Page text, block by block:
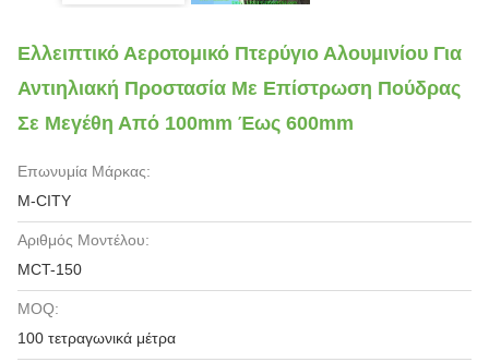
Ελλειπτικό Αεροτομικό Πτερύγιο Αλουμινίου Για
Αντιηλιακή Προστασία Με Επίστρωση Πούδρας
Σε Μεγέθη Από 100mm Έως 600mm
Επωνυμία Μάρκας:
M-CITY
Αριθμός Μοντέλου:
MCT-150
MOQ:
100 τετραγωνικά μέτρα